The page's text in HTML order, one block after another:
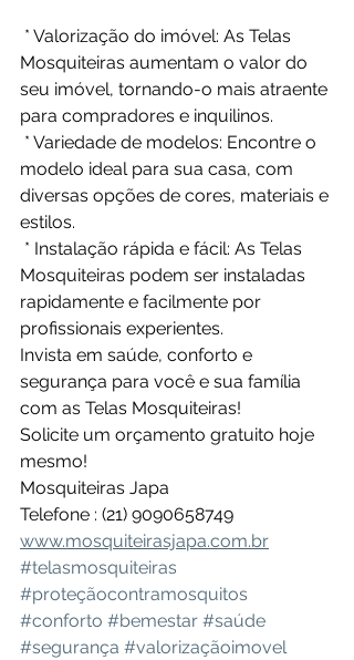
Mosquiteiras aumentam o valor do
seu imóvel, tornando-o mais atraente
para compradores e inquilinos.
modelo ideal para sua casa, com
diversas opções de cores, materiais e
estilos.
Mosquiteiras podem ser instaladas
rapidamente e facilmente por
profissionais experientes.
Invista em saúde, conforto e
segurança para você e sua família
com as Telas Mosquiteiras!
Solicite um orçamento gratuito hoje
mesmo!
Mosquiteiras Japa
Telefone : (21) 9090658749
www.mosquiteirasjapa.com.br
#telasmosquiteiras
#proteçãocontramosquitos
#conforto #bemestar #saúde
#segurança #valorizaçãoimovel